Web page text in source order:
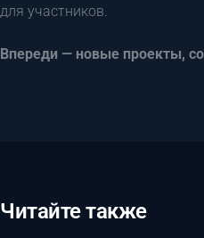
для участников.
Впереди — новые проекты,
Читайте также